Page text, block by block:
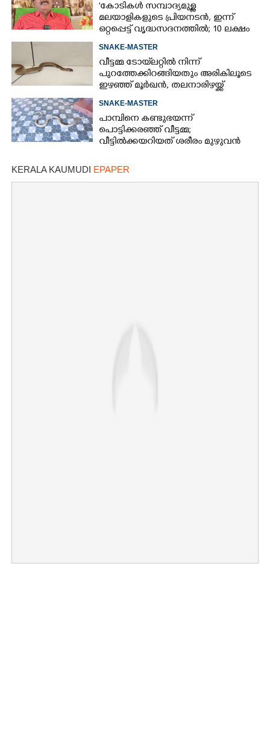
'കോടികൾ സമ്പാദ്യമുള്ള
മലയാളികളുടെ പ്രിയനടൻ, ഇന്ന്
ഒറ്റപ്പെട്ട് വൃദ്ധസദനത്തിൽ; 10 ലക്ഷം
തിരിഞ്ഞുനോക്കുന്നില്ല'
SNAKE-MASTER
വീട്ടമ്മ ടോയ്‌ലറ്റിൽ നിന്ന്
പുറത്തേക്കിറങ്ങിയതും അരികിലൂടെ
ഇഴഞ്ഞ് മൂർഖൻ, തലനാരിഴയ്ക്ക്
SNAKE-MASTER
പാമ്പിനെ കണ്ടുഭയന്ന്
പൊട്ടിക്കരഞ്ഞ് വീട്ടമ്മ;
വീട്ടിൽക്കയറിയത് ശരീരം മുഴുവൻ
KERALA KAUMUDI EPAPER